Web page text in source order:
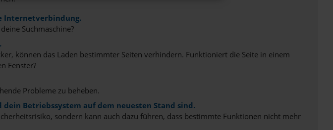
Internetverbindung.
Suchmaschine?
können das Laden bestimmter Seiten verhindern. Funktioniert die Seite in einem
Fenster?
Probleme zu beheben.
dein Betriebssystem auf dem neuesten Stand sind.
sondern kann auch dazu führen, dass bestimmte Funktionen nicht mehr